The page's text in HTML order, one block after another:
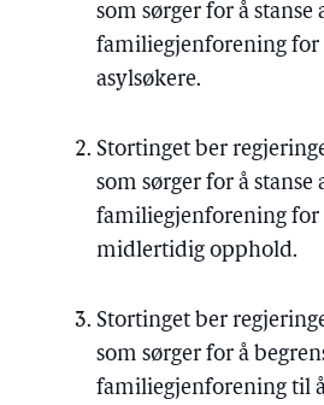
som sørger for å stanse
familiegjenforening for
asylsøkere.
Stortinget ber
som sørger for å stanse
familiegjenforening for
midlertidig opphold.
Stortinget ber
som sørger for å
familiegjenforening til